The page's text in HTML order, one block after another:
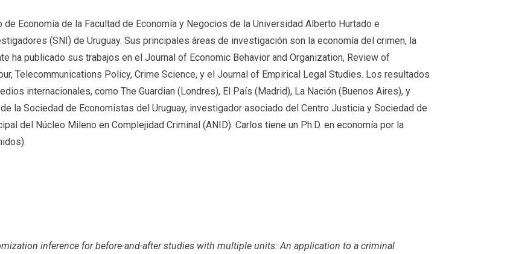
Economía de la Facultad de Economía y Negocios de la Universidad Alberto Hurtado e
(SNI) de Uruguay. Sus principales áreas de investigación son la economía del crimen, la
ha publicado sus trabajos en el Journal of Economic Behavior and Organization, Review of
Telecommunications Policy, Crime Science, y el Journal of Empirical Legal Studies. Los resultados
internacionales, como The Guardian (Londres), El País (Madrid), La Nación (Buenos Aires), y
la Sociedad de Economistas del Uruguay, investigador asociado del Centro Justicia y Sociedad de
del Núcleo Mileno en Complejidad Criminal (ANID). Carlos tiene un Ph.D. en economía por la
inference for before-and-after studies with multiple units: An application to a criminal